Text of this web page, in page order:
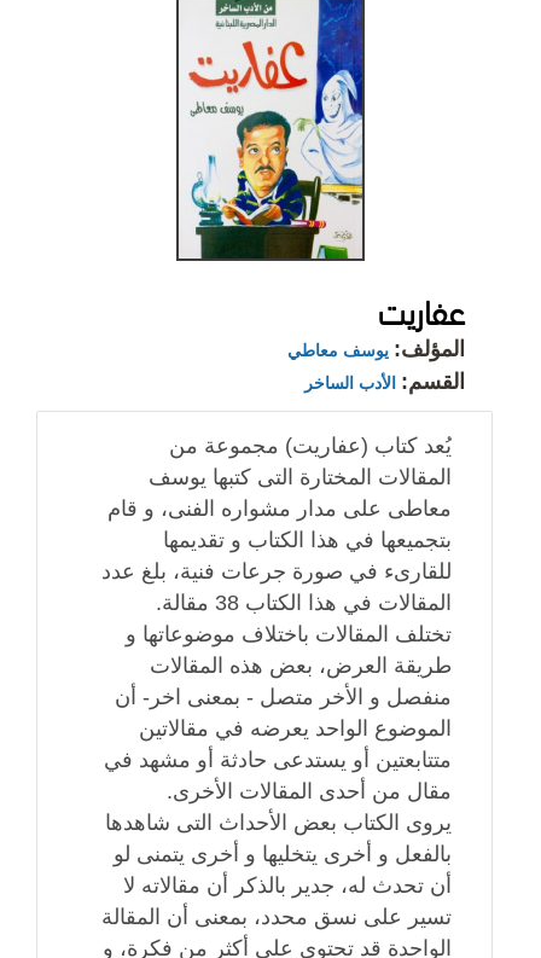
عفاريت
المؤلف: يوسف معاطي
القسم: الأدب الساخر
يُعد كتاب (عفاريت) مجموعة من
المقالات المختارة التى كتبها يوسف
معاطى على مدار مشواره الفنى، و قام
بتجميعها في هذا الكتاب و تقديمها
للقارىء في صورة جرعات فنية، بلغ عدد
المقالات في هذا الكتاب 38 مقالة.
تختلف المقالات باختلاف موضوعاتها و
طريقة العرض، بعض هذه المقالات
منفصل و الأخر متصل - بمعنى اخر- أن
الموضوع الواحد يعرضه في مقالاتين
متتابعتين أو يستدعى حادثة أو مشهد في
مقال من أحدى المقالات الأخرى.
يروى الكتاب بعض الأحداث التى شاهدها
بالفعل و أخرى يتخليها و أخرى يتمنى لو
أن تحدث له، جدير بالذكر أن مقالاته لا
تسير على نسق محدد، بمعنى أن المقالة
الواحدة قد تحتوى على أكثر من فكرة، و